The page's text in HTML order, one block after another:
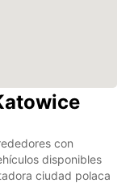
con
disponibles
ciudad polaca